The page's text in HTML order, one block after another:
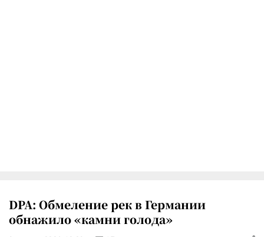
DPA: Обмеление рек в Германии
обнажило «камни голода»